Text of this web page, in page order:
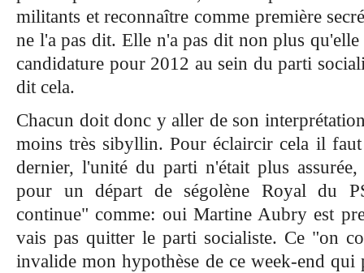
militants et reconnaître comme première
ne l'a pas dit. Elle n'a pas dit non plus
candidature pour 2012 au sein du parti
dit cela.
Chacun doit donc y aller de son
moins très sibyllin. Pour éclaircir cela il
dernier, l'unité du parti n'était plus
pour un départ de ségolène Royal du
continue" comme: oui Martine Aubry est
vais pas quitter le parti socialiste. Ce "on
invalide mon hypothèse de ce week-end